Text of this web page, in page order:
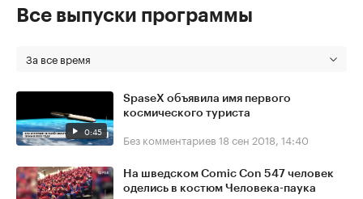
Все выпуски программы
За все время
0:45
SpaseX объявила имя первого
космического туриста
Без комментариев 18 сен 2018, 14:40
На шведском Comic Con 547 человек
оделись в костюм Человека-паука